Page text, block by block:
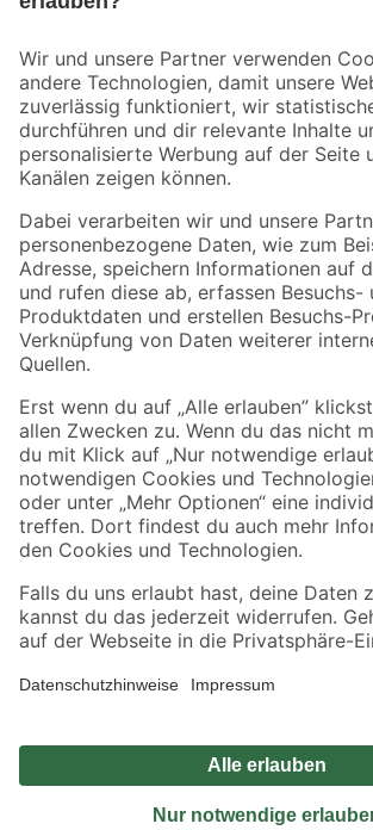
Der toom Newsletter: Keine Angebote und Aktionen
Zur Newsletter Anmeldung
Folge uns
Zahlungsarten Versandarten
Sicher einkaufen
Jetzt die toom-App herunterladen
Alle Preisangaben in EUR inkl. gesetzl. MwSt.. Die dargestellten
Umständen nicht in allen Märkten verfügbar. Die angegebenen
Produkte nur solange der Vorrat reicht.
*Paketversand ab 59 € versandkostenfrei, gilt nicht für Artikel mit
Privatsphäre Impressum
Nutzungsbedingungen
Widerrufsrecht
Vertrag